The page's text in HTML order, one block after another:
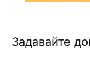
Задавайте